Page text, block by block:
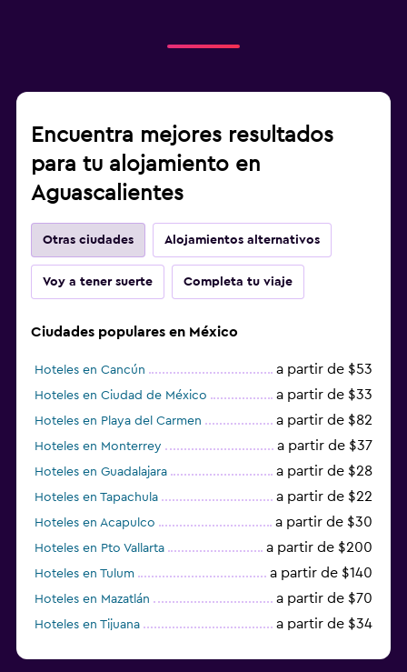
Encuentra mejores resultados
para tu alojamiento en
Aguascalientes
Otras ciudades Alojamientos alternativos
Voy a tener suerte Completa tu viaje
Ciudades populares en México
Hoteles en Cancún a partir de $53
Hoteles en Ciudad de México a partir de $33
Hoteles en Playa del Carmen a partir de $82
Hoteles en Monterrey a partir de $37
Hoteles en Guadalajara a partir de $28
Hoteles en Tapachula a partir de $22
Hoteles en Acapulco a partir de $30
Hoteles en Pto Vallarta a partir de $200
Hoteles en Tulum a partir de $140
Hoteles en Mazatlán a partir de $70
Hoteles en Tijuana a partir de $34